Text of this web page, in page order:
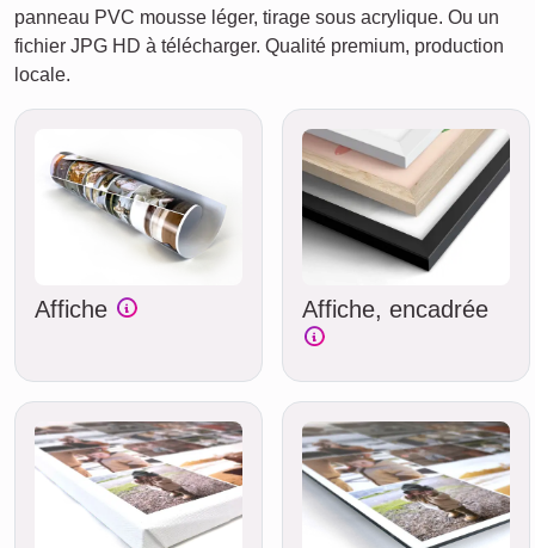
panneau PVC mousse léger, tirage sous acrylique. Ou un
fichier JPG HD à télécharger. Qualité premium, production
locale.
Affiche Affiche, encadrée